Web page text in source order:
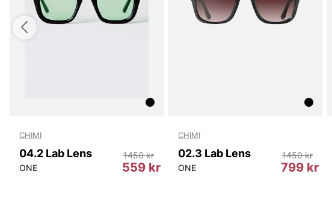
CHIMI
04.2 Lab Lens
ONE 559 kr
1450 kr
CHIMI
02.3 Lab Lens
ONE 799 kr
1450 kr